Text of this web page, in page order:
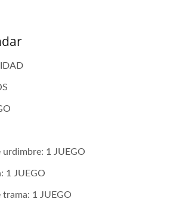
1 JUEGO
1 JUEGO
1 JUEGO